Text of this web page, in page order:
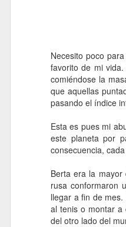
Necesito poco
favorito de mi
comiéndose la
que aquellas
pasando el índice
Esta es pues mi
este planeta por
consecuencia,
Berta era la
rusa conformaron
llegar a fin de
al tenis o montar a
del otro lado del
Por Cecilia Sorrentino
“Una vuelve siempre a los viejos
sitios donde amó la vida”, canta
Chavela. Y aunque su amigo de
Úbeda la contradiga en otra
feliz no debieras tratar de volver”,
yo regreso a Nubosidad variable,
la novela de Carmen Martín Gaite,
Tiene algo de aventura. Quizás no
recupere aquel estado de
deslumbramiento pero también
podrían suscitarse otros nuevos.